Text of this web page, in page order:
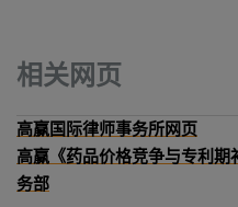
相关网页
高赢国际律师事务所网页
高赢《药品价格竞争与专利
务部